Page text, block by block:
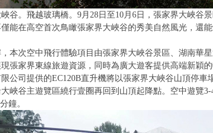
谷。飛越玻璃橋。9月28日至10月6日，張家界大峽谷
能在高空首次鳥瞰張家界大峽谷的秀美自然風光，還
本次空中飛行體驗項目由張家界大峽谷景區、湖南華
張家界東線旅遊資源，同時為廣大遊客提供高端新穎
公司提供的EC120B直升機將以張家界大峽谷山頂停
峽谷主遊覽區繞行壹圈再回到山頂起降點。空中遊覽
鐘。